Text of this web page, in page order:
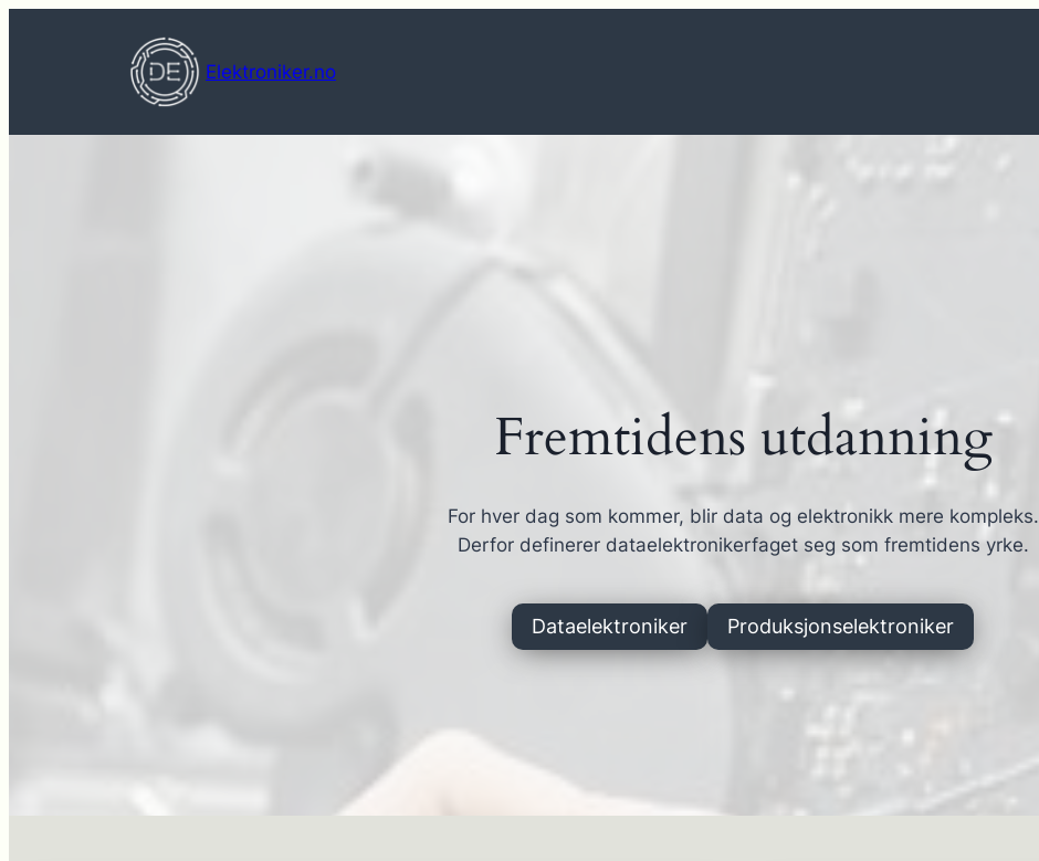
Elektroniker.no
Fremtidens utdanning
For hver dag som kommer, blir data og elektronikk mere kompleks.
Derfor definerer dataelektronikerfaget seg som fremtidens yrke.
Dataelektroniker Produksjonselektroniker